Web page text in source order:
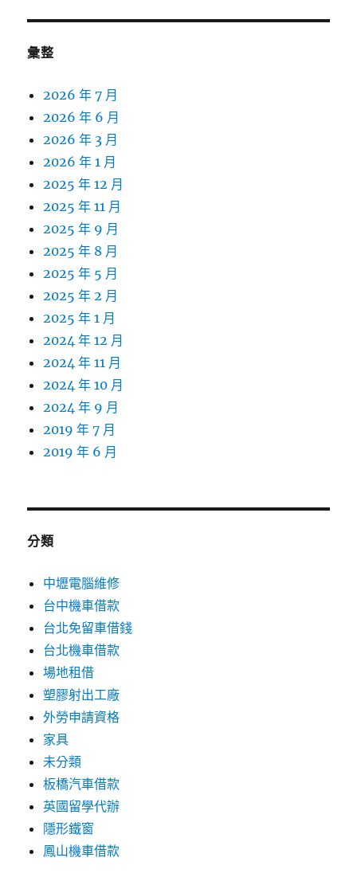
彙整
2026 年 7 月
2026 年 6 月
2026 年 3 月
2026 年 1 月
2025 年 12 月
2025 年 11 月
2025 年 9 月
2025 年 8 月
2025 年 5 月
2025 年 2 月
2025 年 1 月
2024 年 12 月
2024 年 11 月
2024 年 10 月
2024 年 9 月
2019 年 7 月
2019 年 6 月
分類
中壢電腦維修
台中機車借款
台北免留車借錢
台北機車借款
場地租借
塑膠射出工廠
外勞申請資格
家具
未分類
板橋汽車借款
英國留學代辦
隱形鐵窗
鳳山機車借款